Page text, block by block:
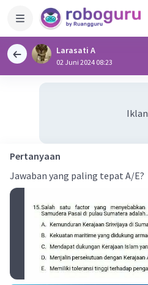
Larasati A
02 Juni 2024 08:23
Iklan
Pertanyaan
Jawaban yang paling tepat A/E?